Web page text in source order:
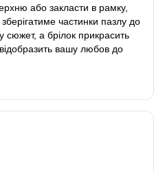
або закласти в рамку,
частинки пазлу до
сюжет, а брілок прикрасить
вашу любов до